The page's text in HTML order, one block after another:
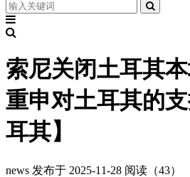
索尼关闭土耳其
重申对土耳其的
耳其】
news 发布于 2025-11-28 阅读（43）